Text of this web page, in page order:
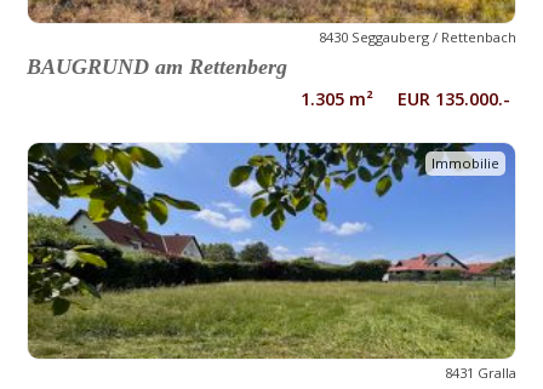
8430 Seggauberg / Rettenbach
BAUGRUND am Rettenberg
1.305 m² EUR 135.000.-
Immobilie
8431 Gralla